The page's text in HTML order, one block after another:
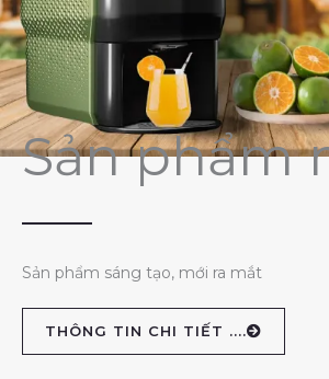
Sản phẩm
Sản phẩm sáng tạo, mới ra mắt
THÔNG TIN CHI TIẾT ....